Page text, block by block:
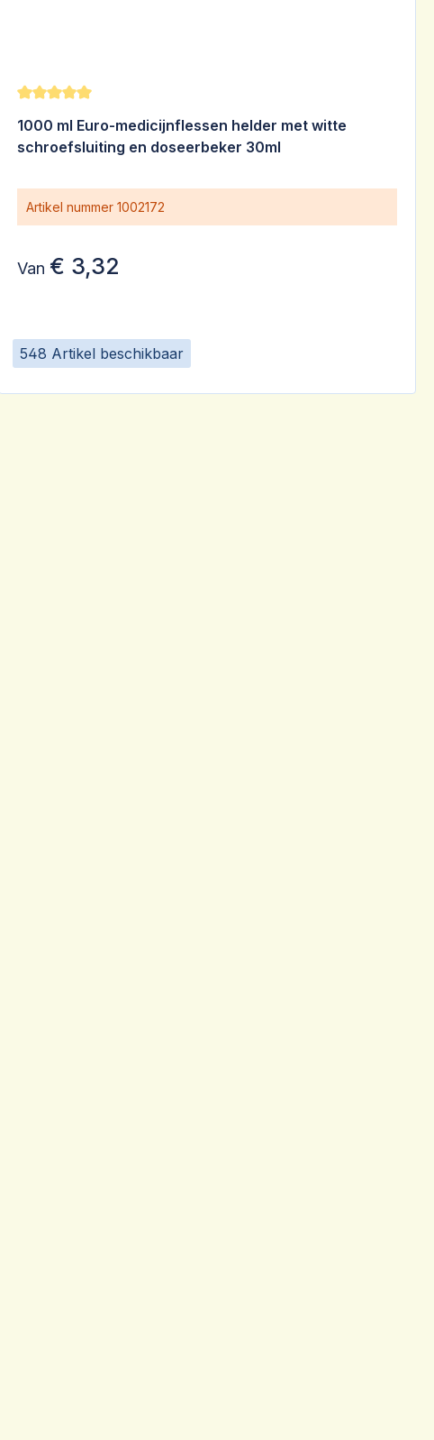
548 Artikel beschikbaar
Gemiddelde waardering van 5 van 5 sterren
1000 ml Euro-medicijnflessen helder met witte
schroefsluiting en doseerbeker 30ml
Artikel nummer 1002172
Van € 3,32